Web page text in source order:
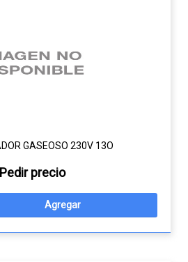
GASEOSO 230V 13O
Pedir precio